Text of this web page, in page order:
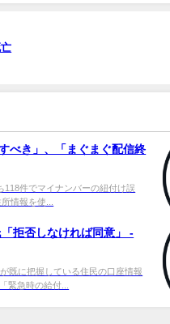
べき」、「まぐまぐ配信終
件でマイナンバーの紐付け誤
情報を使...
拒否しなければ同意」 -
既に把握している住民の口座情報
緊急時の給付...